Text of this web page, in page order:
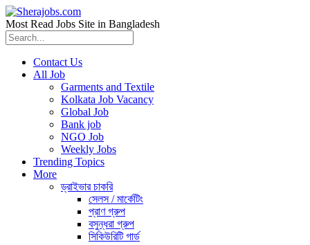
Most Read Jobs Site in Bangladesh
Contact Us
All Job
Garments and Textile
Kolkata Job Vacancy
Global Job
Bank job
NGO Job
Weekly Jobs
Trending Topics
More
ড্রাইভার চাকরি
সেলস / মার্কেটিং
প্রাণ গ্রুপ
বসুন্ধরা গ্রুপ
সিকিউরিটি গার্ড